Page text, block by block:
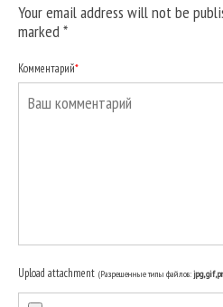
Your email address will not be
marked*
Комментарий*
Upload attachment (Разрешенные типы файлов:jpg, gif,